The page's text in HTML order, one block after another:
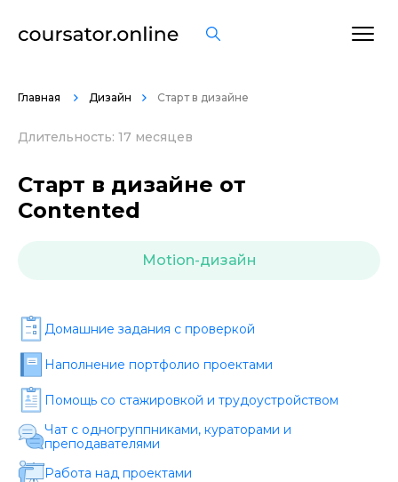
Главная Дизайн Старт в дизайне
Длительность: 17 месяцев
Старт в дизайне от
Contented
Motion-дизайн
Домашние задания c проверкой
Наполнение портфолио проектами
Помощь со стажировкой и трудоустройством
Чат с одногруппниками, кураторами и
преподавателями
Работа над проектами
Стоимость *
Подача материала *